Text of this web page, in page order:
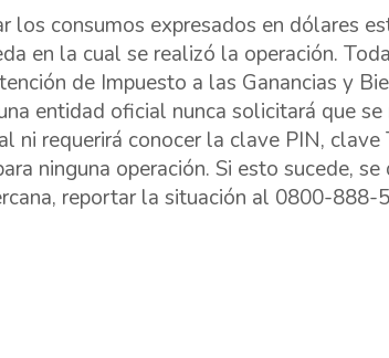
los consumos expresados en dólares
en la cual se realizó la operación.
de Impuesto a las Ganancias y
entidad oficial nunca solicitará que
ni requerirá conocer la clave PIN, clave
ninguna operación. Si esto sucede,
reportar la situación al 0800-888-